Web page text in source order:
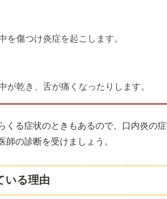
を傷つけ炎症を起こします。
乾き、舌が痛くなったりします。
くる症状のときもあるので、口内炎の
の診断を受けましょう。
いる理由